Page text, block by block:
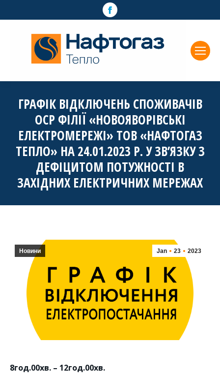
Facebook
opens
window
ГРАФІК ВІДКЛЮЧЕНЬ СПОЖИВАЧІВ
ОСР ФІЛІЇ «НОВОЯВОРІВСЬКІ
ЕЛЕКТРОМЕРЕЖІ» ТОВ «НАФТОГАЗ
ТЕПЛО» НА 24.01.2023 Р. У ЗВ’ЯЗКУ З
ДЕФІЦИТОМ ПОТУЖНОСТІ В
ЗАХІДНИХ ЕЛЕКТРИЧНИХ МЕРЕЖАХ
Jan 23 2023
Новини
8год.00хв. – 12год.00хв.